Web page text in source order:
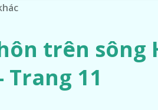
trên sông
Trang 11